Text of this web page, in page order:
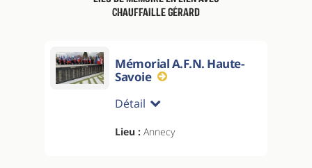
CHAUFFAILLE Gérard
Mémorial A.F.N. Haute-
Savoie
Détail
Lieu : Annecy